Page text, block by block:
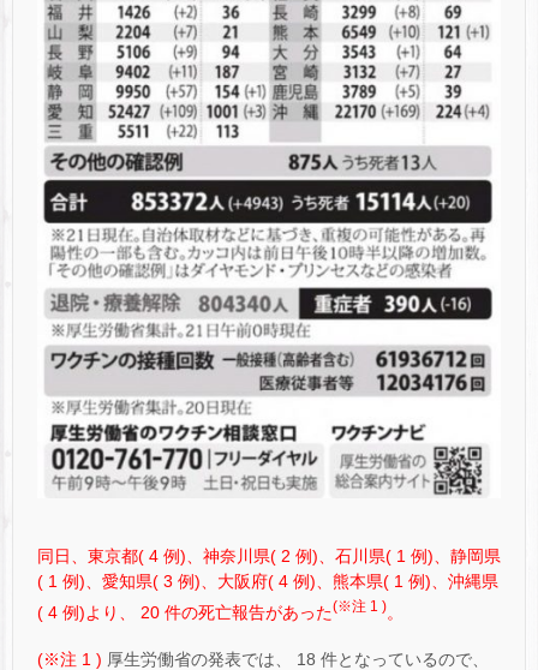
同日、東京都( 4 例)、神奈川県( 2 例)、石川県( 1 例)、静岡県
( 1 例)、愛知県( 3 例)、大阪府( 4 例)、熊本県( 1 例)、沖縄県
( 4 例)より、 20 件の死亡報告があった(※注 1 )。
(※注 1 ) 厚生労働省の発表では、 18 件となっているので、